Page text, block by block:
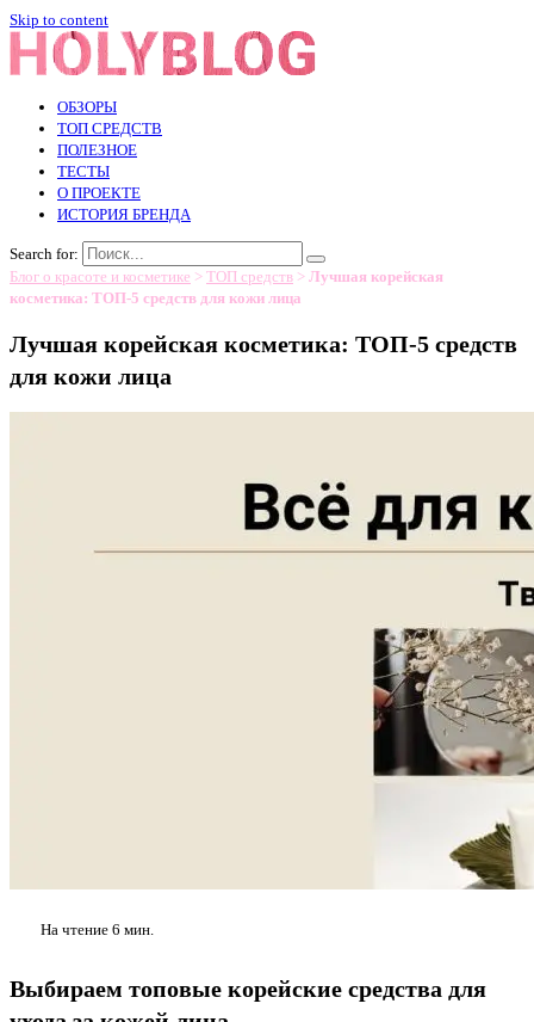
Skip to content
ОБЗОРЫ
ТОП СРЕДСТВ
ПОЛЕЗНОЕ
ТЕСТЫ
О ПРОЕКТЕ
ИСТОРИЯ БРЕНДА
Search for:
Блог о красоте и косметике > ТОП средств > Лучшая корейская
косметика: ТОП-5 средств для кожи лица
Лучшая корейская косметика: ТОП-5 средств
для кожи лица
На чтение 6 мин.
Выбираем топовые корейские средства для